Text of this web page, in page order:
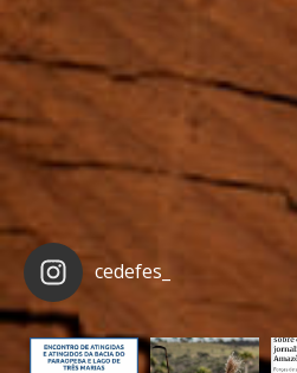
cedefes_